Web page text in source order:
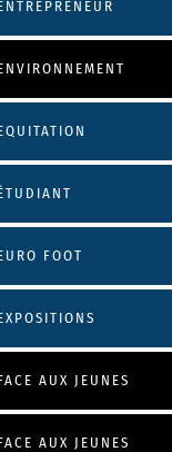
FOOT
AUX JEUNES
AUX JEUNES